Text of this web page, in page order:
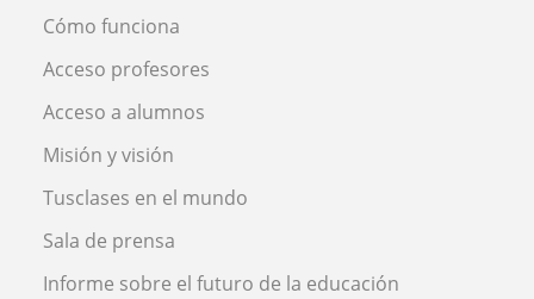
Cómo funciona
Acceso profesores
Acceso a alumnos
Misión y visión
Tusclases en el mundo
Sala de prensa
Informe sobre el futuro de la educación